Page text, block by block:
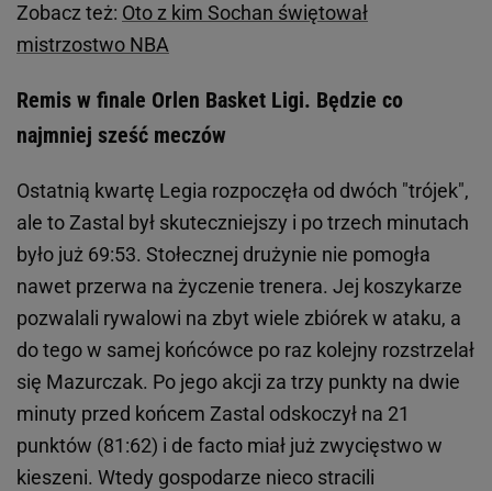
Zobacz też: Oto z kim Sochan świętował
mistrzostwo NBA
Remis w finale Orlen Basket Ligi. Będzie co
najmniej sześć meczów
Ostatnią kwartę Legia rozpoczęła od dwóch "trójek",
ale to Zastal był skuteczniejszy i po trzech minutach
było już 69:53. Stołecznej drużynie nie pomogła
nawet przerwa na życzenie trenera. Jej koszykarze
pozwalali rywalowi na zbyt wiele zbiórek w ataku, a
do tego w samej końcówce po raz kolejny rozstrzelał
się Mazurczak. Po jego akcji za trzy punkty na dwie
minuty przed końcem Zastal odskoczył na 21
punktów (81:62) i de facto miał już zwycięstwo w
kieszeni. Wtedy gospodarze nieco stracili